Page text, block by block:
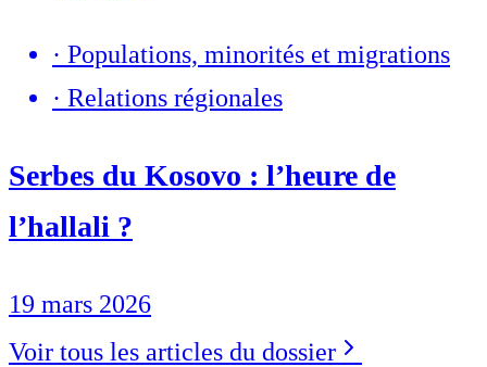
· Populations, minorités et migrations
· Relations régionales
Serbes du Kosovo : l’heure de
l’hallali ?
19 mars 2026
Voir tous les articles du dossier